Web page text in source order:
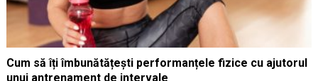
Cum să îți îmbunătățești performanțele fizice cu ajutorul
unui antrenament de intervale